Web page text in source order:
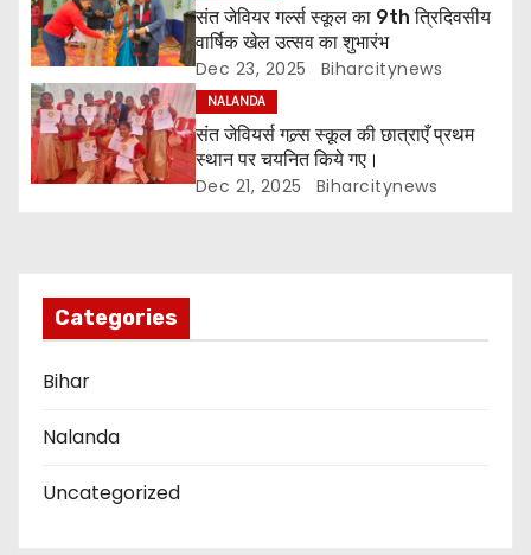
g
a
t
i
संत जेवियर गर्ल्स स्कूल का 9th त्रिदिवसीय
वार्षिक खेल उत्सव का शुभारंभ
Dec 23, 2025 Biharcitynews
NALANDA
संत जेवियर्स गल्र्स स्कूल की छात्र‌ाएँ प्रथम
स्थान पर चयनित किये गए।
Dec 21, 2025 Biharcitynews
Categories
Bihar
Nalanda
Uncategorized